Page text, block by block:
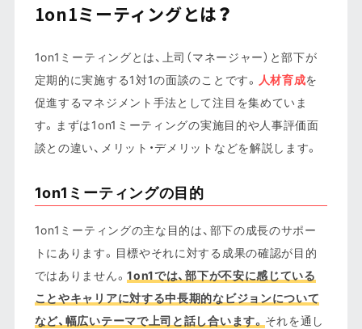
1on1ミーティングとは？
1on1ミーティングとは、上司（マネージャー）と部下が
定期的に実施する1対1の面談のことです。 人材育成を
促進するマネジメント手法として注目を集めていま
す。まずは1on1ミーティングの実施目的や人事評価面
談との違い、メリット・デメリットなどを解説します。
1on1ミーティングの目的
1on1ミーティングの主な目的は、部下の成長のサポー
トにあります。目標やそれに対する成果の確認が目的
ではありません。1on1では、部下が不安に感じている
ことやキャリアに対する中長期的なビジョンについて
など、幅広いテーマで上司と話し合います。 それを通し